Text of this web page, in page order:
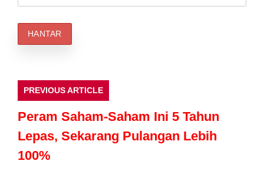
PREVIOUS ARTICLE
Peram Saham-Saham Ini 5 Tahun
Lepas, Sekarang Pulangan Lebih
100%